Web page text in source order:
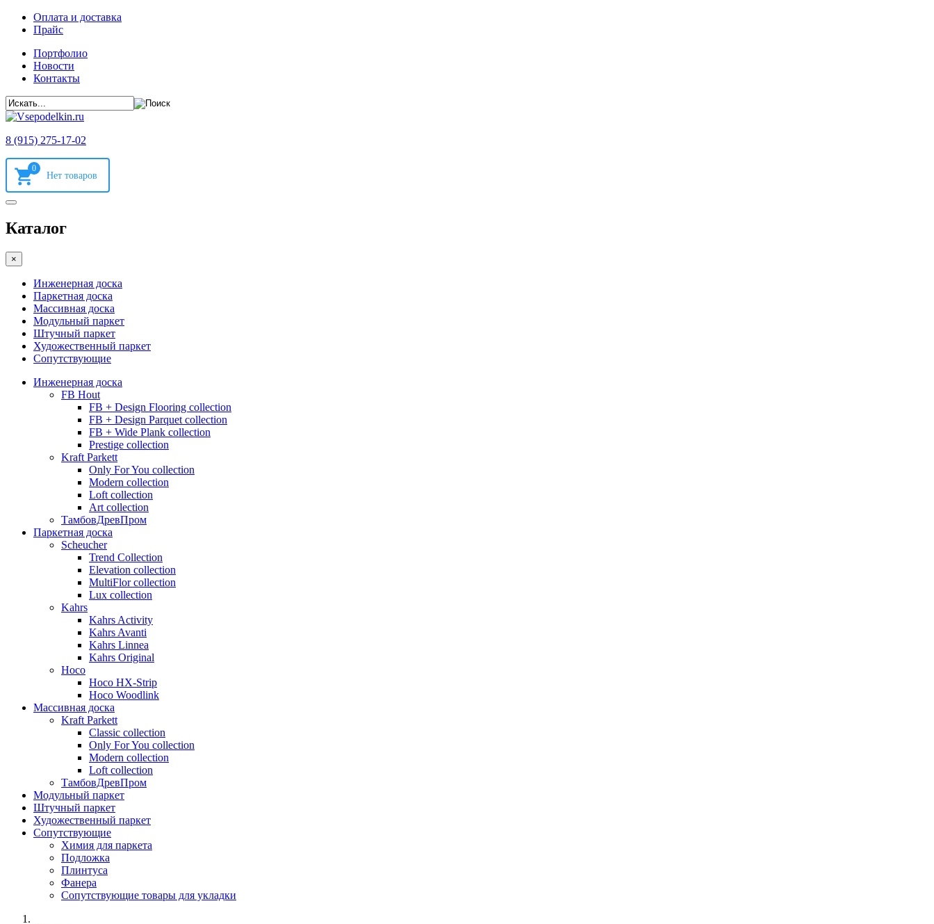
Оплата и доставка
Прайс
Портфолио
Новости
Контакты
8 (915) 275-17-02
0
Каталог
×
Инженерная доска
Паркетная доска
Массивная доска
Модульный паркет
Штучный паркет
Художественный паркет
Сопутствующие
Инженерная доска
FB Hout
FB + Design Flooring collection
FB + Design Parquet collection
FB + Wide Plank collection
Prestige collection
Kraft Parkett
Only For You collection
Modern collection
Loft collection
Art collection
ТамбовДревПром
Паркетная доска
Scheucher
Trend Collection
Elevation collection
MultiFlor collection
Lux collection
Kahrs
Kahrs Activity
Kahrs Avanti
Kahrs Linnea
Kahrs Original
Hoco
Hoco HX-Strip
Hoco Woodlink
Массивная доска
Kraft Parkett
Classic collection
Only For You collection
Modern collection
Loft collection
ТамбовДревПром
Модульный паркет
Штучный паркет
Художественный паркет
Сопутствующие
Химия для паркета
Подложка
Плинтуса
Фанера
Сопутствующие товары для укладки